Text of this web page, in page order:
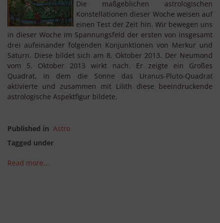
Die maßgeblichen astrologischen
Konstellationen dieser Woche weisen auf
einen Test der Zeit hin. Wir bewegen uns
in dieser Woche im Spannungsfeld der ersten von insgesamt
drei aufeinander folgenden Konjunktionen von Merkur und
Saturn. Diese bildet sich am 8. Oktober 2013. Der Neumond
vom 5. Oktober 2013 wirkt nach. Er zeigte ein Großes
Quadrat, in dem die Sonne das Uranus-Pluto-Quadrat
aktivierte und zusammen mit Lilith diese beeindruckende
astrologische Aspektfigur bildete.
Published in Astro
Tagged under
Read more...